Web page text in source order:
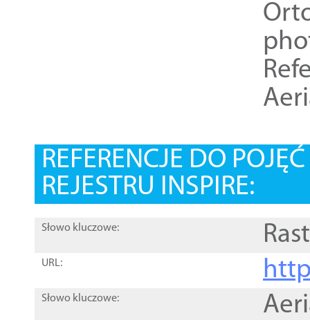
REFERENCJE DO
REJESTRU INSPIRE:
Słowo kluczowe:
URL:
Słowo kluczowe: